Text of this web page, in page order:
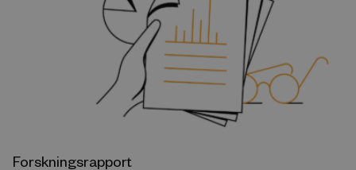
Forskningsrapport